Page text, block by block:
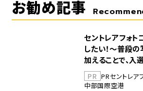
お勧め記事
セントレアフォ
したい！～普段
加えることで、入
PR PRセントレア
中部国際空港